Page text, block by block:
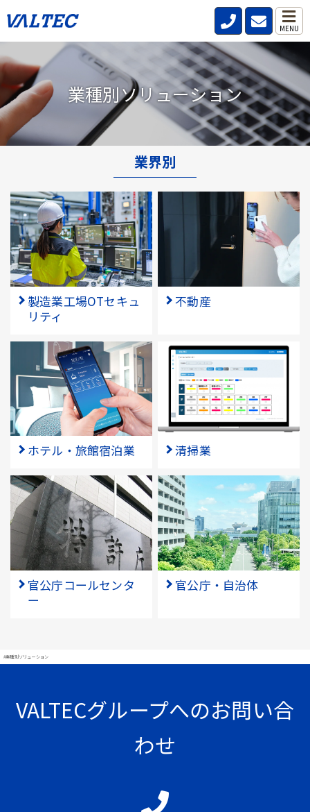
MENU
業種別ソリューション
業界別
製造業工場OTセキュ
リティ
不動産
ホテル・旅館宿泊業 清掃業
官公庁コールセンタ
ー
官公庁・自治体
#業種別ソリューション
VALTECグループへのお問い合
わせ